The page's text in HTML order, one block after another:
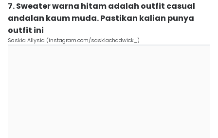
7. Sweater warna hitam adalah outfit casual
andalan kaum muda. Pastikan kalian punya
outfit ini
Saskia Allysia (instagram.com/saskiachadwick_)